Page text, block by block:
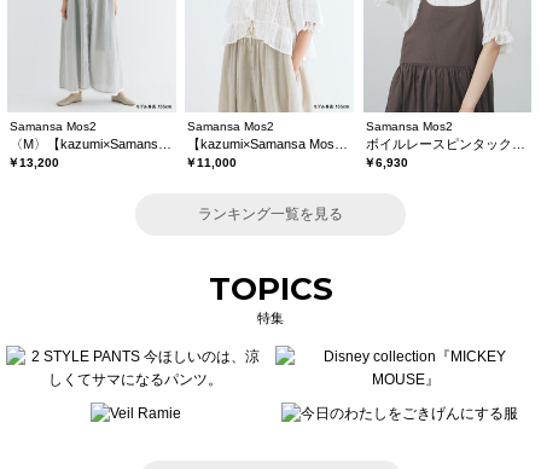
Samansa Mos2
￥13,200
Samansa Mos2
￥11,000
Samansa Mos2
￥6,930
ランキング一覧を見る
TOPICS
特集